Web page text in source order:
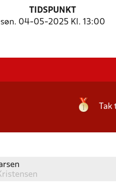
TIDSPUNKT
søn. 04-05-2025 Kl. 13:00